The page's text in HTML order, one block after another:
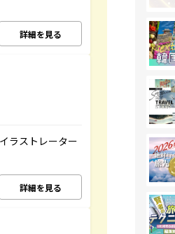
詳細を見る
ラストレーター
詳細を見る